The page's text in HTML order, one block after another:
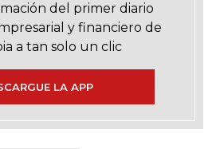
del primer diario
y financiero de
a tan solo un clic
LA APP